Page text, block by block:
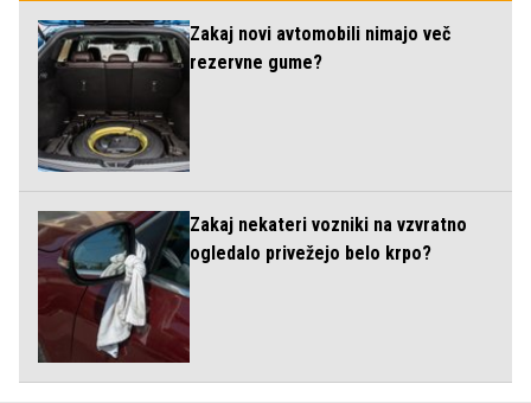
Zakaj novi avtomobili nimajo več
rezervne gume?
Zakaj nekateri vozniki na vzvratno
ogledalo privežejo belo krpo?